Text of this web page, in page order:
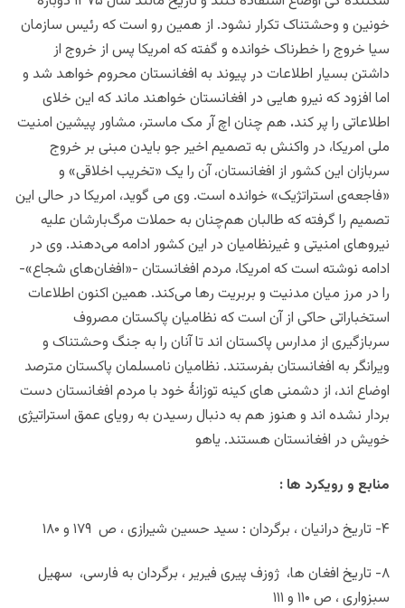
خونین و وحشتناک تکرار نشود. از همین رو است که رئیس سازمان
سیا خروج را خطرناک خوانده و گفته که امریکا پس از خروج از
داشتن بسیار اطلاعات در پیوند به افغانستان محروم خواهد شد و
اما افزود که نیرو هایی در افغانستان خواهند ماند که این خلای
اطلاعاتی را پر کند. هم چنان اچ آر مک‌ ماستر، مشاور پیشین امنیت
ملی امریکا، در واکنش به تصمیم اخیر جو بایدن مبنی بر خروج
سربازان این کشور از افغانستان، آن را یک «تخریب اخلاقی» و
«فاجعه‌ی استراتژیک» خوانده است. وی می گوید، امریکا در حالی این
تصمیم را گرفته که طالبان هم‌چنان به حملات مرگ‌بارشان علیه
نیروهای امنیتی و غیرنظامیان در این کشور ادامه می‌دهند. وی در
ادامه نوشته است که امریکا، مردم افغانستان -«افغان‌های شجاع»-
را در مرز میان مدنیت و بربریت رها می‌کند. همین اکنون اطلاعات
استخباراتی حاکی از آن است که نظامیان پاکستان مصروف
سربازگیری از مدارس پاکستان اند تا آنان را به جنگ وحشتناک و
ویرانگر به افغانستان بفرستند. نظامیان نامسلمان پاکستان مترصد
اوضاع اند، از دشمنی های کینه توزانۀ خود با مردم افغانستان دست
بردار نشده اند و هنوز هم به دنبال رسیدن به رویای عمق استراتیژی
خویش در افغانستان هستند. یاهو
منابع و رویکرد ها :
۴- تاریخ درانیان ، برگردان : سید حسین شیرازی ، ص ۱۷۹ و ۱۸۰
۸- تاریخ افغان ها، ژوزف پیری فیریر ، برگردان به فارسی، سهیل
سبزواری ، ص ۱۱۰ و ۱۱۱